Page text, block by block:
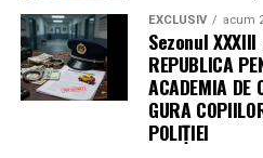
EXCLUSIV acum
Sezonul
REPUBLICA
ACADEMIA DE
GURA
POLIȚIEI